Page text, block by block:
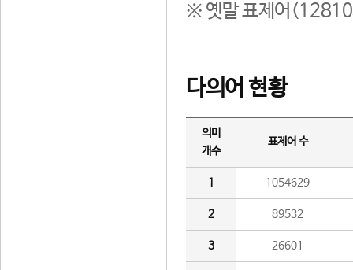
※ 옛말 표제어(12810
다의어 현황
의미
개수
표제어 수
1 1054629
2 89532
3 26601